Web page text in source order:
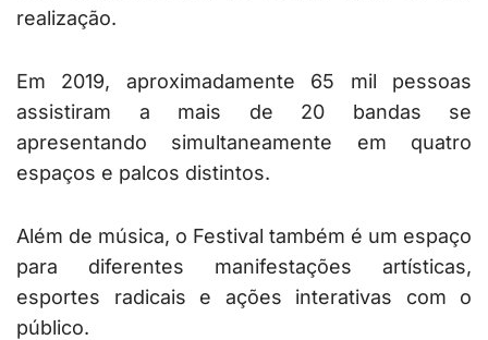
realização.
Em 2019, aproximadamente 65 mil pessoas
assistiram a mais de 20 bandas se
apresentando simultaneamente em quatro
espaços e palcos distintos.
Além de música, o Festival também é um espaço
para diferentes manifestações artísticas,
esportes radicais e ações interativas com o
público.